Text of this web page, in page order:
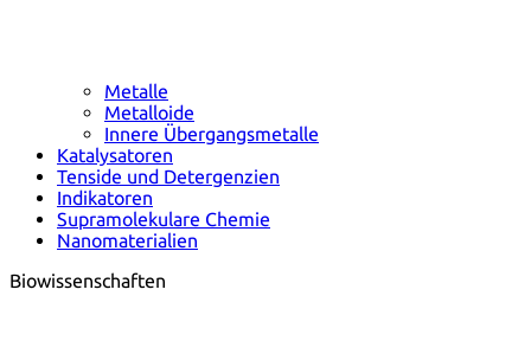
Metalle
Metalloide
Innere Übergangsmetalle
Katalysatoren
Tenside und Detergenzien
Indikatoren
Supramolekulare Chemie
Nanomaterialien
Biowissenschaften